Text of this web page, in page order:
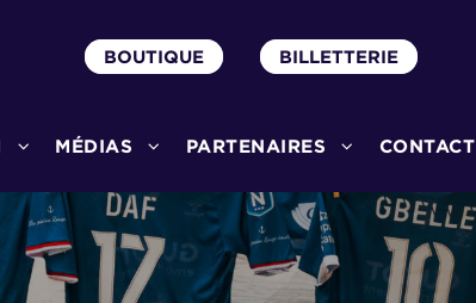
BOUTIQUE BILLETTERIE
MÉDIAS PARTENAIRES CONTACT